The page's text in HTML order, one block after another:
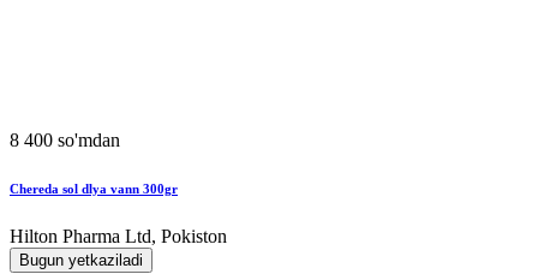
8 400 so'mdan
Chereda sol dlya vann 300gr
Hilton Pharma Ltd, Pokiston
Bugun yetkaziladi